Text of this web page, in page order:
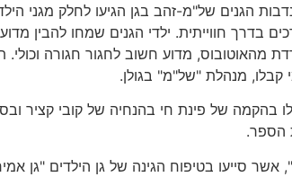
הגנים של"מ-זהב בגן הגיעו לחלק מגני
בדרך חווייתית. ילדי הגנים שמחו להבין מדוע
מהאוטובוס, מדוע חשוב לחגור חגורה וכולי.
קבלו, מנהלת "של"מ" בגולן.
בהקמה של פינת חי בהנחיה של קובי קציר
הספר.
סייעו בטיפוח הגינה של גן הילדים "גן